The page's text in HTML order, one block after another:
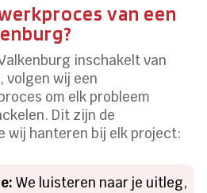
van een
inschakelt van
volgen wij een
om elk probleem
Dit zijn de
wij hanteren bij elk project:
We luisteren naar je uitleg,